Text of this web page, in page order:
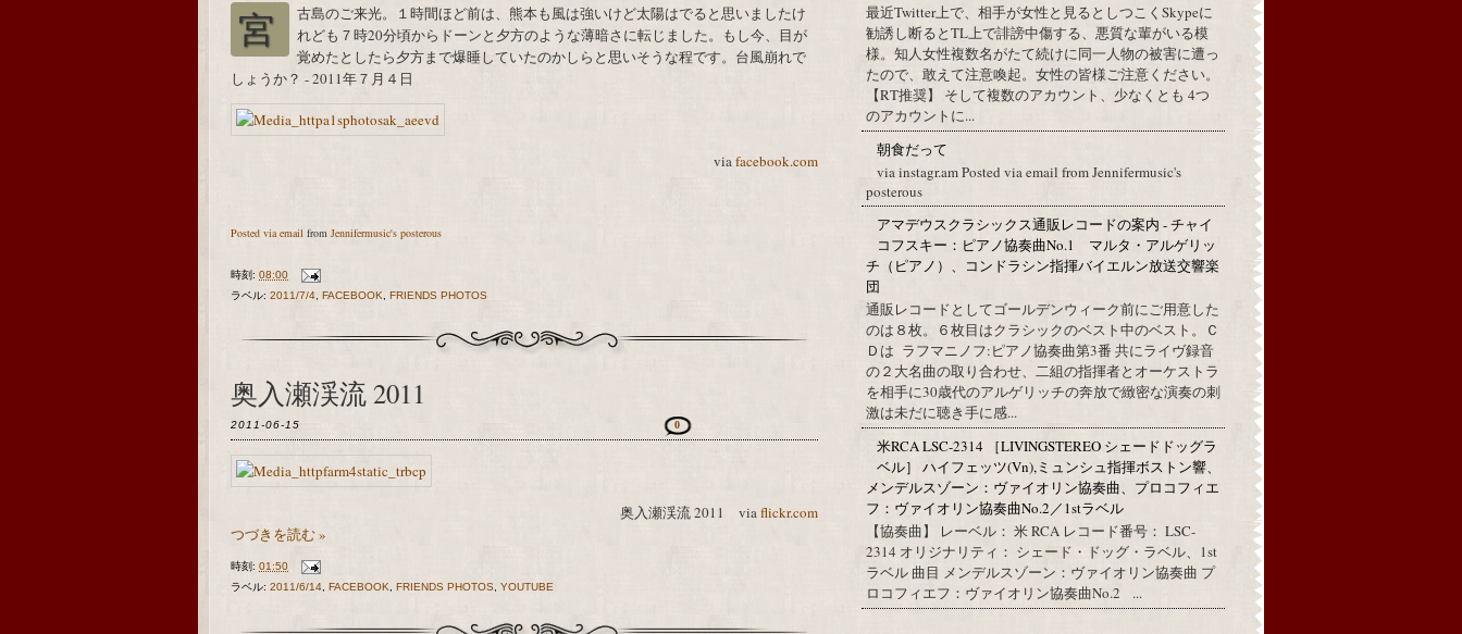
宮古島のご来光。１時間ほど前は、熊本も風は強いけど太陽はでると思いましたけ
れども７時20分頃からドーンと夕方のような薄暗さに転じました。もし今、目が
覚めたとしたら夕方まで爆睡していたのかしらと思いそうな程です。台風崩れで
しょうか？ - 2011年７月４日
viafacebook.com
Posted via email from Jennifermusic's posterous
時刻: 08:00
ラベル: 2011/7/4, FACEBOOK, FRIENDS PHOTOS
奥入瀬渓流 2011
2011-06-15 0
奥入瀬渓流 2011 viaflickr.com
つづきを読む »
時刻: 01:50
ラベル: 2011/6/14, FACEBOOK, FRIENDS PHOTOS, YOUTUBE
最近Twitter上で、相手が女性と見るとしつこくSkypeに
勧誘し断るとTL上で誹謗中傷する、悪質な輩がいる模
様。知人女性複数名がたて続けに同一人物の被害に遭っ
たので、敢えて注意喚起。女性の皆様ご注意ください。
【RT推奨】 そして複数のアカウント、少なくとも 4つ
のアカウントに...
朝食だって
via instagr.am Posted via email from Jennifermusic's
posterous
アマデウスクラシックス通販レコードの案内 - チャイ
コフスキー：ピアノ協奏曲No.1 マルタ・アルゲリッ
チ（ピアノ）、コンドラシン指揮バイエルン放送交響楽
団
通販レコードとしてゴールデンウィーク前にご用意した
のは８枚。６枚目はクラシックのベスト中のベスト。Ｃ
Ｄは ラフマニノフ:ピアノ協奏曲第3番 共にライヴ録音
の２大名曲の取り合わせ、二組の指揮者とオーケストラ
を相手に30歳代のアルゲリッチの奔放で緻密な演奏の刺
激は未だに聴き手に感...
米RCA LSC-2314 ［LIVINGSTEREO シェードドッグラ
ベル］ ハイフェッツ(Vn),ミュンシュ指揮ボストン響、
メンデルスゾーン：ヴァイオリン協奏曲、プロコフィエ
フ：ヴァイオリン協奏曲No.2／1stラベル
【協奏曲】 レーベル： 米 RCA レコード番号： LSC-
2314 オリジナリティ： シェード・ドッグ・ラベル、1st
ラベル 曲目 メンデルスゾーン：ヴァイオリン協奏曲 プ
ロコフィエフ：ヴァイオリン協奏曲No.2 ...